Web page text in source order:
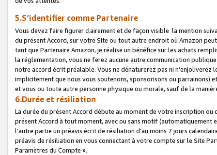
5.S’identifier comme Partenaire
Vous devez faire figurer clairement et de façon visible la mention
du présent Accord, sur votre Site ou tout autre endroit où Amazon
tant que Partenaire Amazon, je réalise un bénéfice sur les achats
la réglementation, vous ne ferez aucune autre communication
notre accord écrit préalable. Vous ne dénaturerez pas ni
implicitement que nous vous soutenons, sponsorisons ou parrainons)
et vous ou toute autre personne physique ou morale, sauf de la
6.Durée et résiliation
La durée du présent Accord débute au moment de votre inscription
présent Accord à tout moment, avec ou sans motif (automatiquement
l’autre partie un préavis écrit de résiliation d’au moins 7 jours
préavis de résiliation en vous connectant à votre compte sur le Site
Paramètres du Compte ».